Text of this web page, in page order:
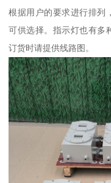
根据用户的要求进行排列
可供选择。指示灯也有多
订货时请提供线路图。